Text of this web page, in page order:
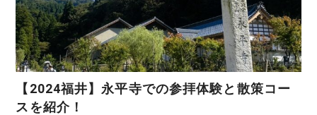
【2024福井】永平寺での参拝体験と散策コー
スを紹介！